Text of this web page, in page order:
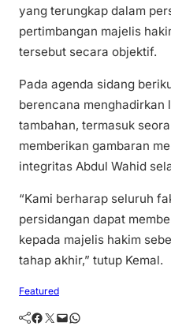
yang terungkap dalam
pertimbangan majelis
tersebut secara objektif.
Pada agenda sidang
berencana menghadirkan
tambahan, termasuk
memberikan gambaran
integritas Abdul Wahid
“Kami berharap seluruh
persidangan dapat
kepada majelis hakim
tahap akhir,” tutup Kemal.
Featured
Facebook Twitter Mail WhatsApp